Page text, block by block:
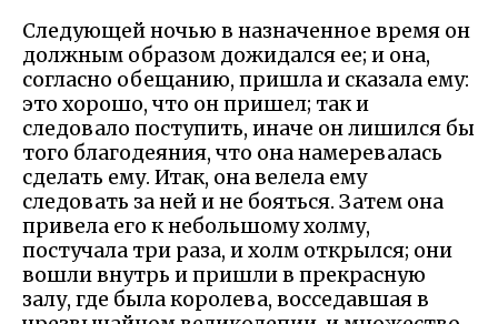
Следующей ночью в назначенное время он
должным образом дожидался ее; и она,
согласно обещанию, пришла и сказала ему:
это хорошо, что он пришел; так и
следовало поступить, иначе он лишился бы
того благодеяния, что она намеревалась
сделать ему. Итак, она велела ему
следовать за ней и не бояться. Затем она
привела его к небольшому холму,
постучала три раза, и холм открылся; они
вошли внутрь и пришли в прекрасную
залу, где была королева, восседавшая в